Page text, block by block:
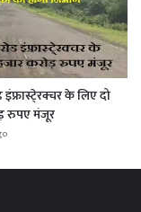
इंफ्रास्टे्रक्चर के लिए दो
रुपए मंजूर